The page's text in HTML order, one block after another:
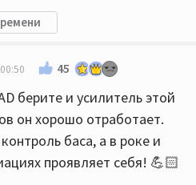
45
берите и усилитель этой
он хорошо отработает.
баса, а в роке и
проявляет себя! 💪🏻